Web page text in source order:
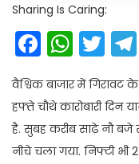
Sharing Is Caring:
वैश्विक बाजार में गिरावट
हफ्ते चौथे कारोबारी दिन
है. सुबह करीब साढ़े नौ
नीचे चला गया. निफ्टी